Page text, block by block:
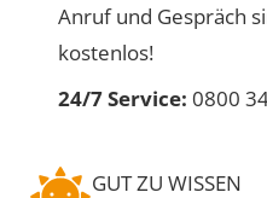
Anruf und Gespräch
kostenlos!
24/7 Service: 0800
GUT ZU WISSEN